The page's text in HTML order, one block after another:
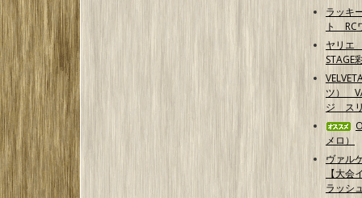
ラッキ
ト RC
ヤリエ
STAGE
ツ）
ジ ス
メロ）
ヴァル
【大会
ラッシ